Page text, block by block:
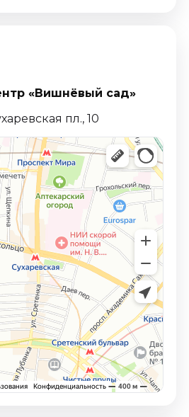
«Вишнёвый сад»
пл., 10